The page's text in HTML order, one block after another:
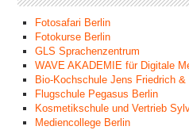
Fotosafari Berlin
Fotokurse Berlin
GLS Sprachenzentrum
WAVE AKADEMIE für Digitale
Bio-Kochschule Jens Friedrich
Flugschule Pegasus Berlin
Kosmetikschule und Vertrieb
Mediencollege Berlin